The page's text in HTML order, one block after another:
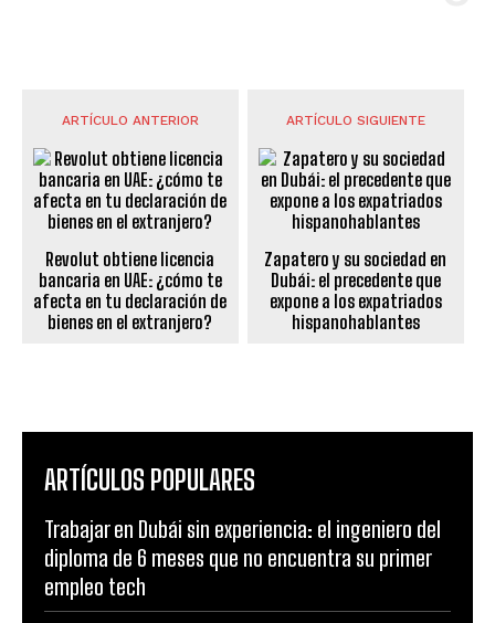
ARTÍCULO ANTERIOR
Revolut obtiene licencia
bancaria en UAE: ¿cómo te
afecta en tu declaración de
bienes en el extranjero?
ARTÍCULO SIGUIENTE
Zapatero y su sociedad en
Dubái: el precedente que
expone a los expatriados
hispanohablantes
ARTÍCULOS POPULARES
Trabajar en Dubái sin experiencia: el ingeniero del
diploma de 6 meses que no encuentra su primer
empleo tech